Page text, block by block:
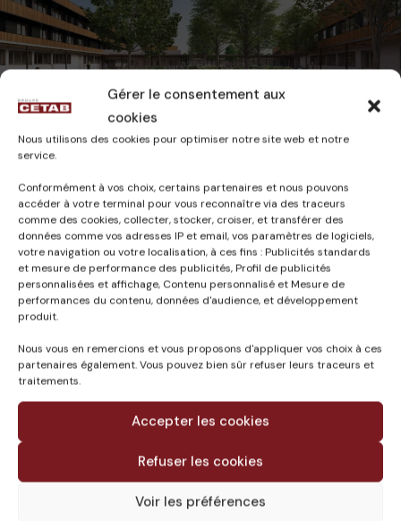
Gérer le consentement aux
cookies
Nous utilisons des cookies pour optimiser notre site web et notre
service.
Conformément à vos choix, certains partenaires et nous pouvons
accéder à votre terminal pour vous reconnaître via des traceurs
comme des cookies, collecter, stocker, croiser, et transférer des
données comme vos adresses IP et email, vos paramètres de logiciels,
votre navigation ou votre localisation, à ces fins : Publicités standards
et mesure de performance des publicités, Profil de publicités
personnalisées et affichage, Contenu personnalisé et Mesure de
performances du contenu, données d'audience, et développement
produit.
Nous vous en remercions et vous proposons d'appliquer vos choix à ces
partenaires également. Vous pouvez bien sûr refuser leurs traceurs et
traitements.
Accepter les cookies
Refuser les cookies
Voir les préférences
Published in
RESTRUCTURATION DU
COLLEGE HENRI DE
NAVARRE A COUTRAS
(33)